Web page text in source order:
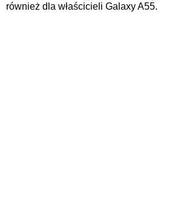
również dla właścicieli Galaxy A55.